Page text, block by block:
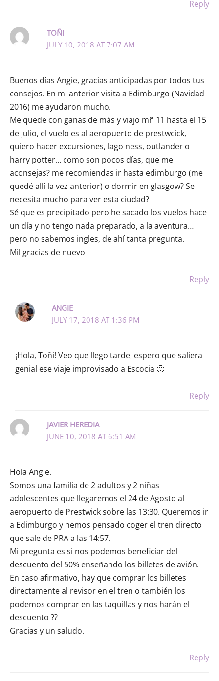
Reply
TOÑI
JULY 10, 2018 AT 7:07 AM
Buenos días Angie, gracias anticipadas por todos tus
consejos. En mi anterior visita a Edimburgo (Navidad
2016) me ayudaron mucho.
Me quede con ganas de más y viajo mñ 11 hasta el 15
de julio, el vuelo es al aeropuerto de prestwcick,
quiero hacer excursiones, lago ness, outlander o
harry potter… como son pocos días, que me
aconsejas? me recomiendas ir hasta edimburgo (me
quedé allí la vez anterior) o dormir en glasgow? Se
necesita mucho para ver esta ciudad?
Sé que es precipitado pero he sacado los vuelos hace
un día y no tengo nada preparado, a la aventura…
pero no sabemos ingles, de ahí tanta pregunta.
Mil gracias de nuevo
Reply
ANGIE
JULY 17, 2018 AT 1:36 PM
¡Hola, Toñi! Veo que llego tarde, espero que saliera
genial ese viaje improvisado a Escocia 🙂
Reply
JAVIER HEREDIA
JUNE 10, 2018 AT 6:51 AM
Hola Angie.
Somos una familia de 2 adultos y 2 niñas
adolescentes que llegaremos el 24 de Agosto al
aeropuerto de Prestwick sobre las 13:30. Queremos ir
a Edimburgo y hemos pensado coger el tren directo
que sale de PRA a las 14:57.
Mi pregunta es si nos podemos beneficiar del
descuento del 50% enseñando los billetes de avión.
En caso afirmativo, hay que comprar los billetes
directamente al revisor en el tren o también los
podemos comprar en las taquillas y nos harán el
descuento ??
Gracias y un saludo.
Reply